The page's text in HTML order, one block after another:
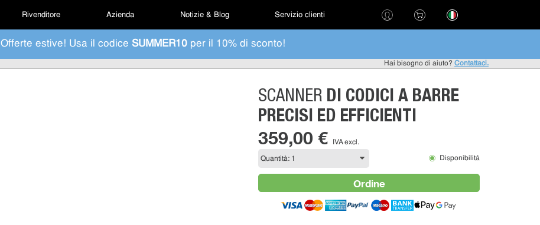
Rivenditore Azienda Notizie & Blog Servizio clienti
Offerte estive! Usa il codice SUMMER10 per il 10% di sconto!
Hai bisogno di aiuto? Contattaci.
SCANNER DI CODICI A BARRE
PRECISI ED EFFICIENTI
359,00 €
IVA excl.
Disponibilitá
Ordine